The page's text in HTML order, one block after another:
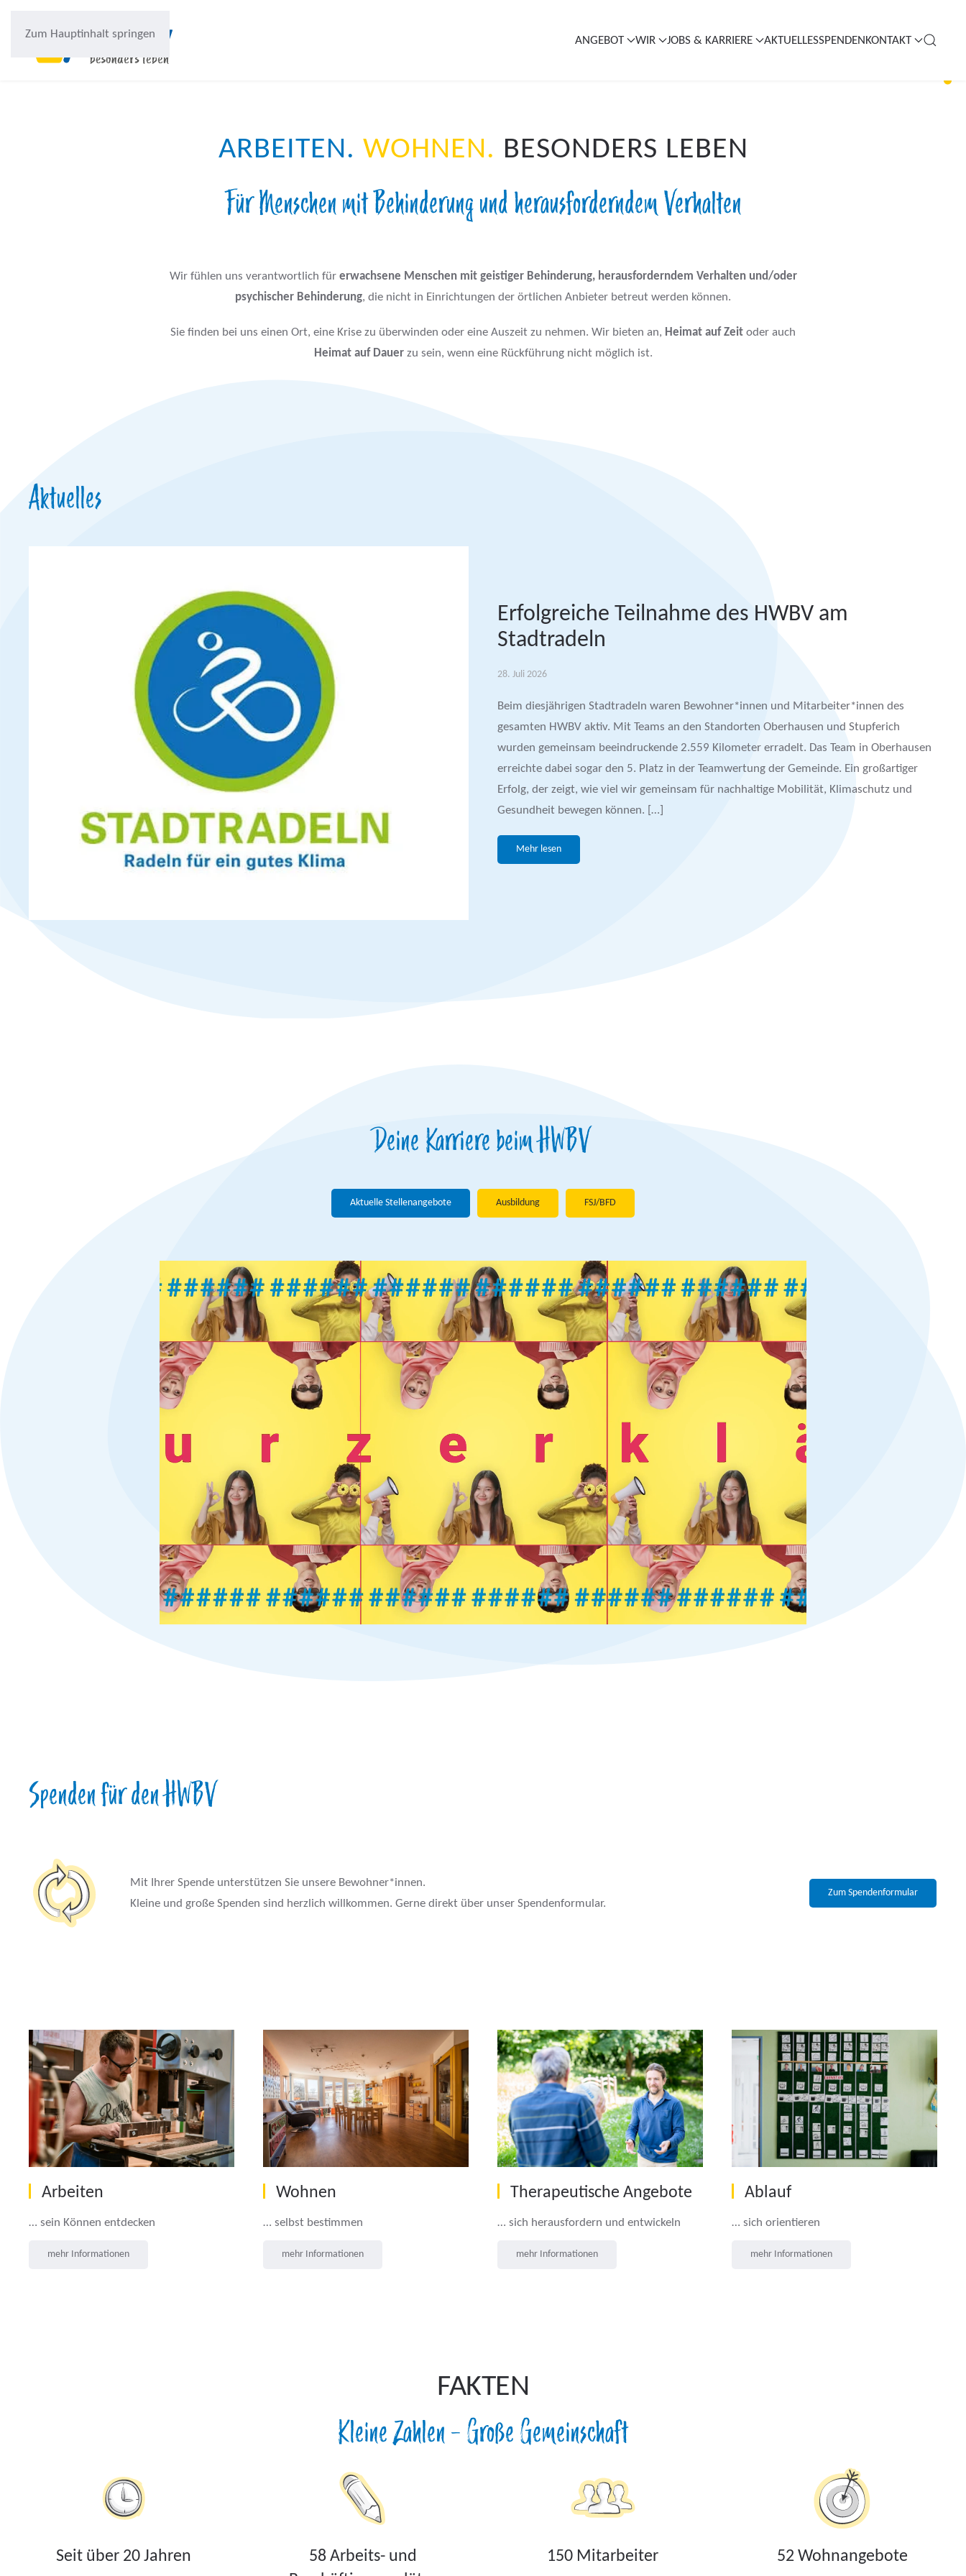
Zum Hauptinhalt springen ANGEBOT WIR JOBS & KARRIERE AKTUELLESSPENDEN KONTAKT
ARBEITEN. WOHNEN. BESONDERS LEBEN
Für Menschen mit Behinderung und herausforderndem Verhalten
Wir fühlen uns verantwortlich für erwachsene Menschen mit geistiger Behinderung, herausforderndem Verhalten und/oder
psychischer Behinderung, die nicht in Einrichtungen der örtlichen Anbieter betreut werden können.
Sie finden bei uns einen Ort, eine Krise zu überwinden oder eine Auszeit zu nehmen. Wir bieten an, Heimat auf Zeit oder auch
Heimat auf Dauerzu sein, wenn eine Rückführung nicht möglich ist.
Aktuelles
Erfolgreiche Teilnahme des HWBV am
Stadtradeln
28. Juli 2026
Beim diesjährigen Stadtradeln waren Bewohner*innen und Mitarbeiter*innen des
gesamten HWBV aktiv. Mit Teams an den Standorten Oberhausen und Stupferich
wurden gemeinsam beeindruckende 2.559 Kilometer erradelt. Das Team in Oberhausen
erreichte dabei sogar den 5. Platz in der Teamwertung der Gemeinde. Ein großartiger
Erfolg, der zeigt, wie viel wir gemeinsam für nachhaltige Mobilität, Klimaschutz und
Gesundheit bewegen können. […]
Mehr lesen
Deine Karriere beim HWBV
Aktuelle Stellenangebote Ausbildung FSJ/BFD
Spenden für den HWBV
Mit Ihrer Spende unterstützen Sie unsere Bewohner*innen.
Kleine und große Spenden sind herzlich willkommen. Gerne direkt über unser Spendenformular.
Zum Spendenformular
Arbeiten
… sein Können entdecken
mehr Informationen
Wohnen
… selbst bestimmen
mehr Informationen
Therapeutische Angebote
… sich herausfordern und entwickeln
mehr Informationen
Ablauf
… sich orientieren
mehr Informationen
FAKTEN
Kleine Zahlen – Große Gemeinschaft
Seit über 20 Jahren
58 Arbeits- und
150 Mitarbeiter 52 Wohnangebote